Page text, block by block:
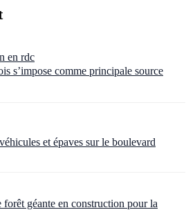
s’impose comme principale source
et épaves sur le boulevard
forêt géante en construction pour la